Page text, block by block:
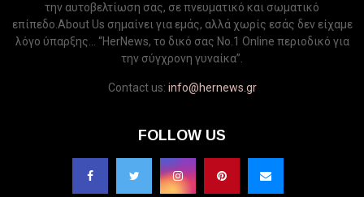
την αυτοβελτίωση σας, σε πνευματικό και σωματικό
επίπεδο.About Us σημαίνει για εμάς, αλλά χωρίς εσάς δεν είχαμε
λόγο ύπαρξης... “HerNews, το δικό σας Νo.1 Online περιοδικό για
την σύγχρονη γυναίκα”.
Contact us: info@hernews.gr
FOLLOW US